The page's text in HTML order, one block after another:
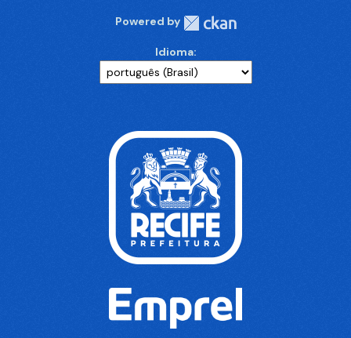
Powered by
Idioma